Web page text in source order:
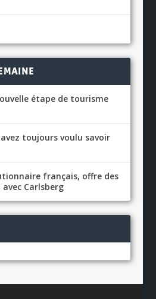
étape de tourisme
toujours voulu savoir
français, offre des
avec Carlsberg